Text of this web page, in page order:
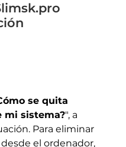
se quita
mi sistema?", a
Para eliminar
el ordenador,